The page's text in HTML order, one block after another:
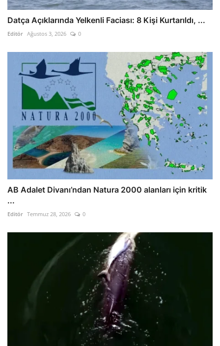
Datça Açıklarında Yelkenli Faciası: 8 Kişi Kurtarıldı, ...
Editör Ağustos 3, 2026 0
AB Adalet Divanı’ndan Natura 2000 alanları için kritik
...
Editör Temmuz 28, 2026 0